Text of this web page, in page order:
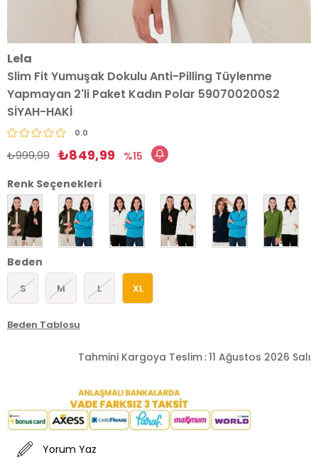
Lela
Slim Fit Yumuşak Dokulu Anti-Pilling Tüylenme
Yapmayan 2'li Paket Kadın Polar 590700200S2
SİYAH-HAKİ
0.0
₺999,99 ₺849,99
15
Renk Seçenekleri
Beden
S M L XL
Beden Tablosu
Tahmini Kargoya Teslim :11 Ağustos 2026 Salı
Yorum Yaz